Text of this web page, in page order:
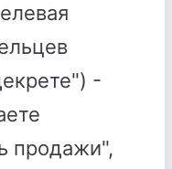
-
продажи",